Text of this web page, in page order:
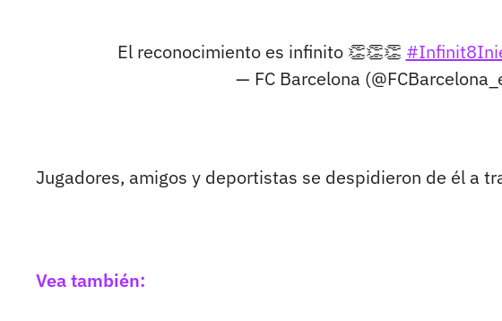
El reconocimiento es infinito 👏👏👏
— FC Barcelona
Jugadores, amigos y deportistas se despidieron de él a
Vea también: